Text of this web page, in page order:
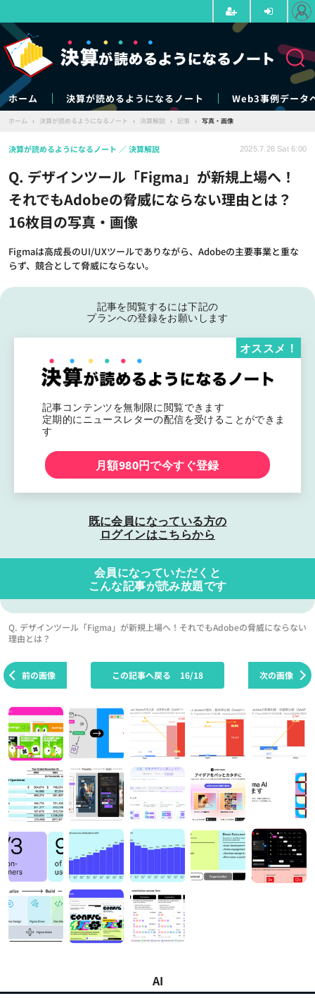
ホーム 決算が読めるようになるノート Web3事例データ
ホーム › 決算が読めるようになるノート › 決算解説 › 記事 › 写真・画像
Q. デザインツール「Figma」が新規上場へ！
それでもAdobeの脅威にならない理由とは？
16枚目の写真・画像
Figmaは高成長のUI/UXツールでありながら、Adobeの主要事業と重な
らず、競合として脅威にならない。
決算が読めるようになるノート 決算解説 2025.7.26 Sat 6:00
記事を閲覧するには下記の
プランへの登録をお願いします
記事コンテンツを無制限に閲覧できます
定期的にニュースレターの配信を受けることができま
す
オススメ！
月額980円で今すぐ登録
既に会員になっている方の
ログインはこちらから
会員になっていただくと
こんな記事が読み放題です
Q. デザインツール「Figma」が新規上場へ！それでもAdobeの脅威にならない
理由とは？
前の画像 次の画像
この記事へ戻る 16/18
AI